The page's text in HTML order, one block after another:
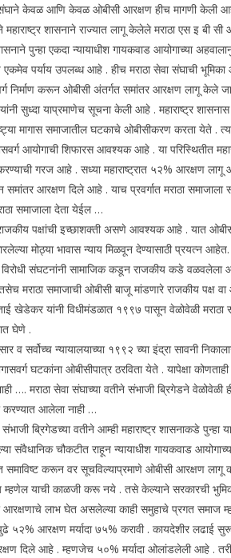
संघाने केवळ आणि केवळ ओबीसी आरक्षण हीच मागणी केली
महाराष्ट्र शासनाने राज्यात लागू केलेले मराठा एस इ बी
पुन्हा एकदा न्यायाधीश गायकवाड आयोगाच्या
पर्याय उपलब्ध आहे . हीच मराठा सेवा संघाची
निर्माण करून ओबीसी अंतर्गत समांतर आरक्षण लागू
सुध्दा याप्रमाणेच सूचना केली आहे . महाराष्ट्र
मागास समाजातील घटकाचे ओबीसीकरण करता येते .
आयोगाची शिफारस आवश्यक आहे . या परिस्थितीत
गरज आहे . सध्या महाराष्ट्रात ५२% आरक्षण
समांतर आरक्षण दिले आहे . याच प्रवर्गात मराठा
समाजाला देता येईल …
राजकीय पक्षांची इच्छाशक्ती असणे आवश्यक आहे . यात
मोठ्या भावास न्याय मिळवून देण्यासाठी प्रयत्न आहेत.
विरोधी संघटनांनी सामाजिक कडून राजकीय कडे
मराठा समाजाची ओबीसी बाजू मांडणारे राजकीय पक्ष वा
खेडेकर यांनी विधीमंडळात १९९७ पासून वेळोवेळी मराठा
घेणे .
व सर्वोच्च न्यायालयाच्या १९९२ च्या इंद्रा सावनी
घटकांना ओबीसीपात्र ठरविता येते . यापेक्षा
…. मराठा सेवा संघाच्या वतीने संभाजी ब्रिगेडने
करण्यात आलेला नाही …
ब्रिगेडच्या वतीने आम्ही महाराष्ट्र शासनाकडे पुन्हा
संवैधानिक चौकटीत राहून न्यायाधीश गायकवाड
करून वर सूचविल्याप्रमाणे ओबीसी आरक्षण लागू
म्हणेल याची काळजी करू नये . तसे केल्याने सरकारची
आरक्षणाचे लाभ घेत असलेल्या काही समुहाचे प्रगत समाज
५२% आरक्षण मर्यादा ७५% करावी . कायदेशीर लढाई
दिले आहे . म्हणजेच ५०% मर्यादा ओलांडलेली आहे . तरी